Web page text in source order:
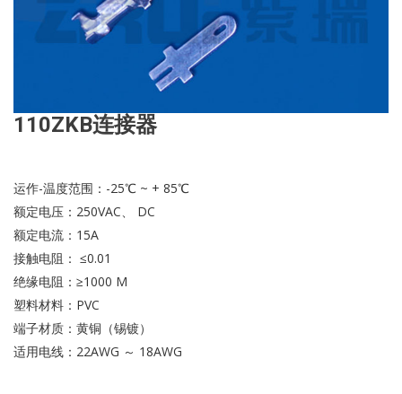
110ZKB连接器
运作-温度范围：-25℃ ~ + 85℃
额定电压：250VAC、 DC
额定电流：15A
接触电阻： ≤0.01
绝缘电阻：≥1000 M
塑料材料：PVC
端子材质：黄铜（锡镀）
适用电线：22AWG ～ 18AWG